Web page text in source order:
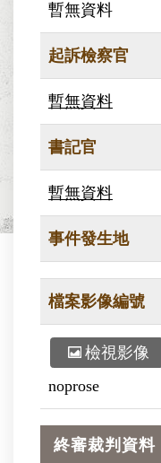
暫無資料
起訴檢察官
暫無資料
書記官
暫無資料
事件發生地
檔案影像編號
檢視影像
noprose
終審裁判資料